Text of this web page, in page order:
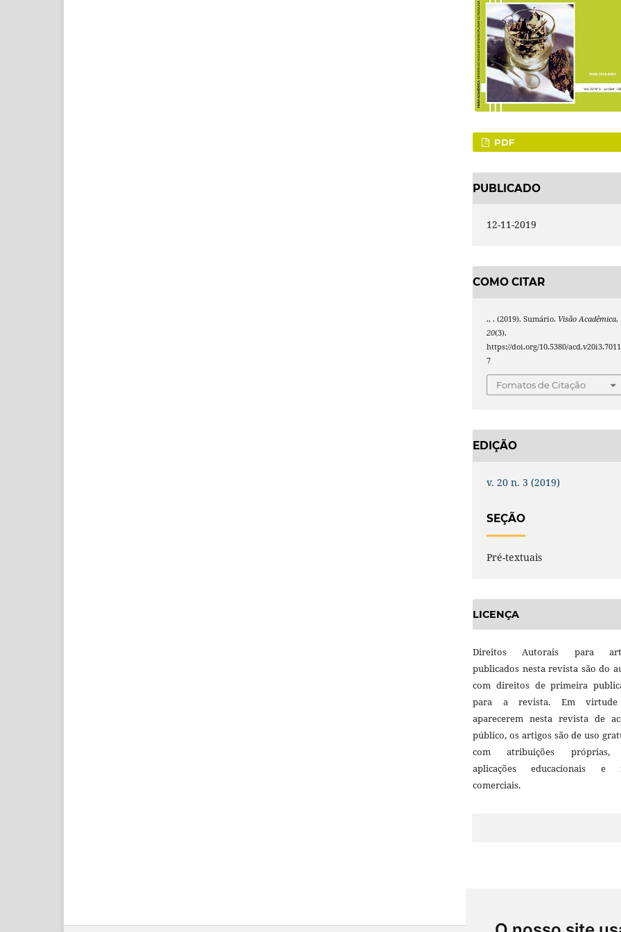
PDF
PUBLICADO
12-11-2019
COMO CITAR
., . (2019). Sumário. Visão Acadêmica,
20(3).
https://doi.org/10.5380/acd.v20i3.7011
7
Fomatos de Citação
EDIÇÃO
v. 20 n. 3 (2019)
SEÇÃO
Pré-textuais
LICENÇA
Direitos Autorais para
publicados nesta revista são do
com direitos de primeira
para a revista. Em
aparecerem nesta revista de
público, os artigos são de uso
com atribuições próprias,
aplicações educacionais e
comerciais.